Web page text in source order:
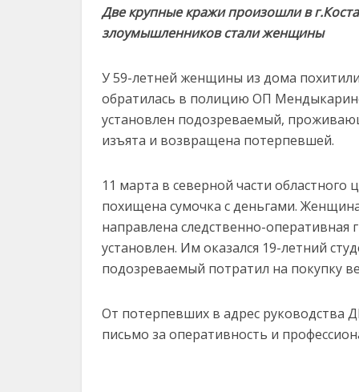
Две крупные кражи произошли в
злоумышленников стали женщины
У 59-летней женщины из дома
обратилась в полицию ОП
установлен подозреваемый,
изъята и возвращена потерпевшей.
11 марта в северной части
похищена сумочка с деньгами.
направлена следственно-оперативная
установлен. Им оказался 19-летний
подозреваемый потратил на покупку
От потерпевших в адрес руководства
письмо за оперативность и